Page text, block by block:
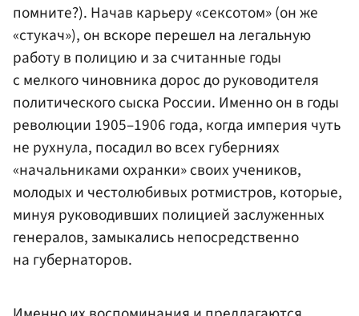
помните?). Начав карьеру «сексотом» (он же
«стукач»), он вскоре перешел на легальную
работу в полицию и за считанные годы
с мелкого чиновника дорос до руководителя
политического сыска России. Именно он в годы
революции 1905–1906 года, когда империя чуть
не рухнула, посадил во всех губерниях
«начальниками охранки» своих учеников,
молодых и честолюбивых ротмистров, которые,
минуя руководивших полицией заслуженных
генералов, замыкались непосредственно
на губернаторов.